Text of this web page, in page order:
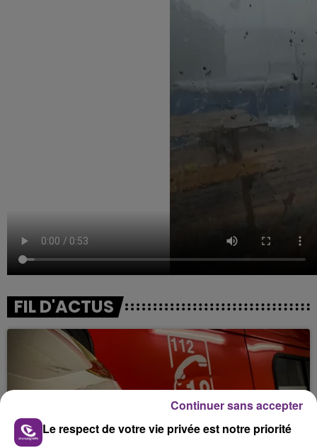
FIL D'ACTUS
Le respect de votre vie privée est notre priorité
Continuer sans accepter